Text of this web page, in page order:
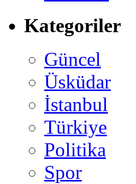
Kategoriler
Güncel
Üsküdar
İstanbul
Türkiye
Politika
Spor